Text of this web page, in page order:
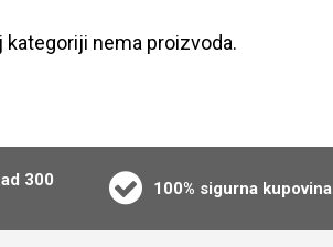
kategoriji nema proizvoda.
300
100% sigurna kupovina